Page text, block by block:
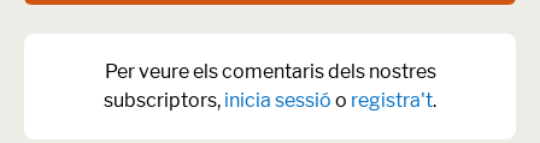
Per veure els comentaris dels nostres
subscriptors, inicia sessió o registra't.